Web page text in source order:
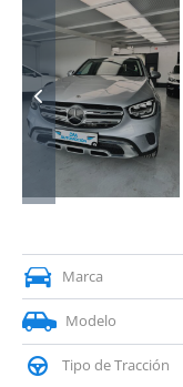
Marca
Modelo
Tipo de Tracción